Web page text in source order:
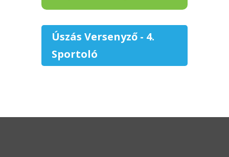
Úszás Versenyző - 4.
Sportoló